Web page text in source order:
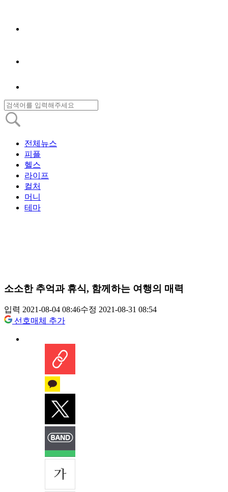
전체뉴스
피플
헬스
라이프
컬처
머니
테마
소소한 추억과 휴식, 함께하는 여행의 매력
입력 2021-08-04 08:46수정 2021-08-31 08:54
선호매체 추가